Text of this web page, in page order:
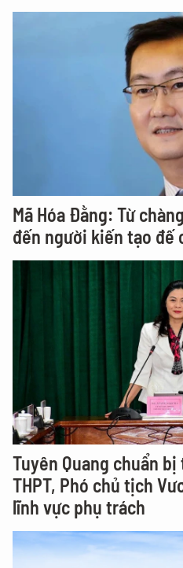
Mã Hóa Đằng: Từ
đến người kiến tạo đế
Tuyên Quang chuẩn
THPT, Phó chủ tịch
lĩnh vực phụ trách